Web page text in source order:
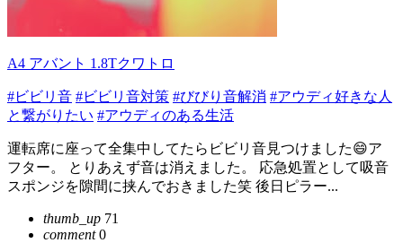
A4 アバント 1.8Tクワトロ
#ビビリ音 #ビビリ音対策 #びびり音解消 #アウディ好きな人
と繋がりたい #アウディのある生活
運転席に座って全集中してたらビビリ音見つけました😄ア
フター。 とりあえず音は消えました。 応急処置として吸音
スポンジを隙間に挟んでおきました笑 後日ピラー...
thumb_up 71
comment0